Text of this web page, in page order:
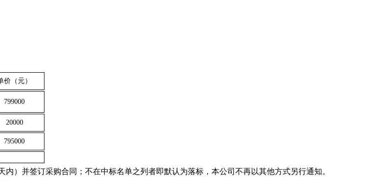
价 （元）
799000
20000
795000
）并签订采购合同；不在中标名单之列者即默认为落标，本公司不再以其他方式另行通知。